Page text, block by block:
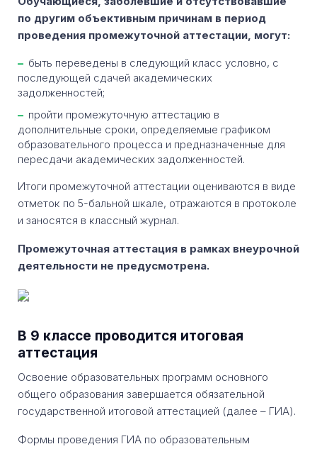
по другим объективным причинам в период
проведения промежуточной аттестации, могут:
быть переведены в следующий класс условно, с
последующей сдачей академических
задолженностей;
пройти промежуточную аттестацию в
дополнительные сроки, определяемые графиком
образовательного процесса и предназначенные для
пересдачи академических задолженностей.
Итоги промежуточной аттестации оцениваются в виде
отметок по 5-бальной шкале, отражаются в протоколе
и заносятся в классный журнал.
Промежуточная аттестация в рамках внеурочной
деятельности не предусмотрена.
В 9 классе проводится итоговая
аттестация
Освоение образовательных программ основного
общего образования завершается обязательной
государственной итоговой аттестацией (далее – ГИА).
Формы проведения ГИА по образовательным